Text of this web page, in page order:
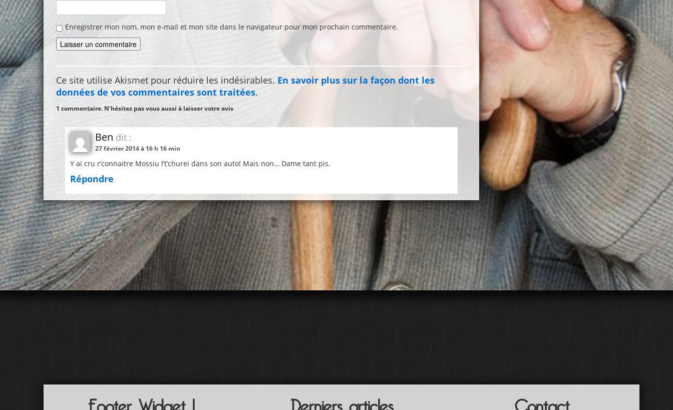
Enregistrer mon nom, mon e-mail et mon site dans le navigateur pour mon prochain commentaire.
Ce site utilise Akismet pour réduire les indésirables. En savoir plus sur la façon dont les
données de vos commentaires sont traitées.
1 commentaire. N'hésitez pas vous aussi à laisser votre avis
Ben dit :
27 février 2014 à 16 h 16 min
Y ai cru r’connaitre Mossiu l’t’churei dans son auto! Mais non… Dame tant pis.
Répondre